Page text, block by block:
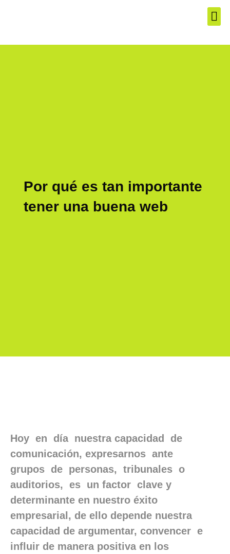
Por qué es tan importante
tener una buena web
Hoy en día nuestra capacidad de
comunicación, expresarnos ante
grupos de personas, tribunales o
auditorios, es un factor clave y
determinante en nuestro éxito
empresarial, de ello depende nuestra
capacidad de argumentar, convencer e
influir de manera positiva en los